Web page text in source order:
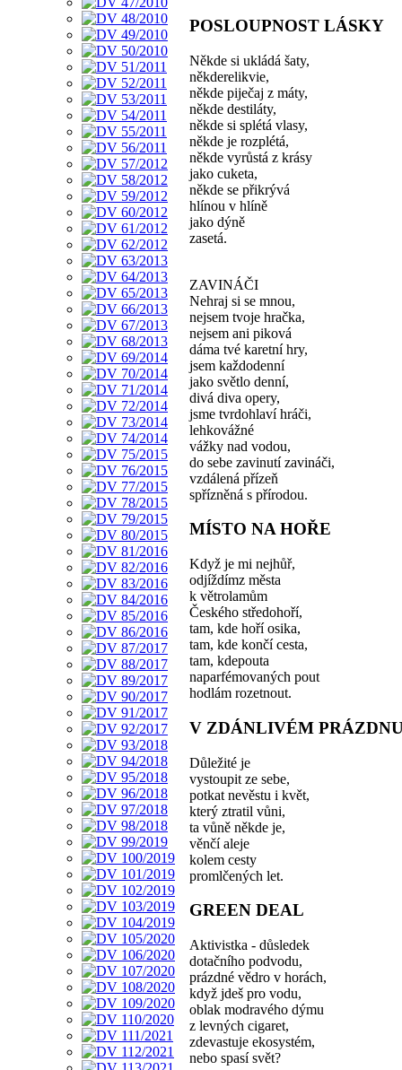
POSLOUPNOST LÁSKY
Někde si ukládá šaty,
někderelikvie,
někde piječaj z máty,
někde destiláty,
někde si splétá vlasy,
někde je rozplétá,
někde vyrůstá z krásy
jako cuketa,
někde se přikrývá
hlínou v hlíně
jako dýně
zasetá.
ZAVINÁČI
Nehraj si se mnou,
nejsem tvoje hračka,
nejsem ani piková
dáma tvé karetní hry,
jsem každodenní
jako světlo denní,
divá diva opery,
jsme tvrdohlaví hráči,
lehkovážné
vážky nad vodou,
do sebe zavinutí zavináči,
vzdálená přízeň
spřízněná s přírodou.
MÍSTO NA HOŘE
Když je mi nejhůř,
odjíždímz města
k větrolamům
Českého středohoří,
tam, kde hoří osika,
tam, kde končí cesta,
tam, kdepouta
naparfémovaných pout
hodlám rozetnout.
V ZDÁNLIVÉM
Důležité je
vystoupit ze sebe,
potkat nevěstu i květ,
který ztratil vůni,
ta vůně někde je,
věnčí aleje
kolem cesty
promlčených let.
GREEN DEAL
Aktivistka - důsledek
dotačního podvodu,
prázdné vědro v horách,
když jdeš pro vodu,
oblak modravého dýmu
z levných cigaret,
zdevastuje ekosystém,
nebo spasí svět?